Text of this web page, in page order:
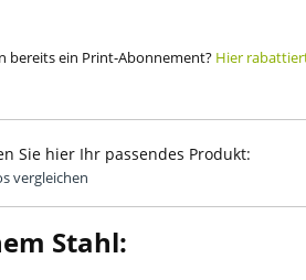
bereits ein Print-Abonnement? Hier
Sie hier Ihr passendes Produkt:
vergleichen
Stahl: